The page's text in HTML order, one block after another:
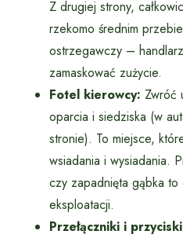
Z drugiej strony,
rzekomo średnim
ostrzegawczy –
zamaskować zużycie.
Fotel kierowcy: Zwróć
oparcia i siedziska (w
stronie). To miejsce,
wsiadania i wysiadania.
czy zapadnięta gąbka
eksploatacji.
Przełączniki i